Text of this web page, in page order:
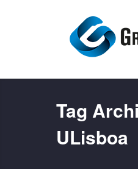
Tag
ULisboa